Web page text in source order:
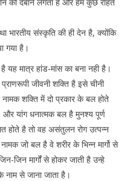
भारतीय संस्कृति की ही देन है, क्योंकि
गया है।
यह मात्र हांड-मांस का बना नही है।
जीवनी शक्ति है इसे चीनी
शक्ति में दो प्रकार के बल होते
यांग धनात्मक बल है मुनश्य पूर्ण
होते है तो वह असंतुलन रोग उत्पन्न
जो बल है वे शरीर के भिन्न मार्गो से
जिन मार्गों से होकर जाती है उन्हे
नाम से जाना जाता है।